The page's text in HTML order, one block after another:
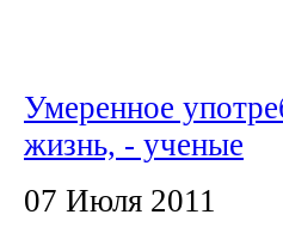
Умеренное
жизнь, - ученые
07 Июля 2011